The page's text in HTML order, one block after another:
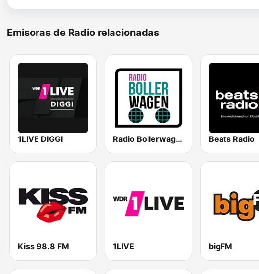
Emisoras de Radio relacionadas
1LIVE DIGGI Radio Bollerwagen Beats Radio
Kiss 98.8 FM 1LIVE bigFM